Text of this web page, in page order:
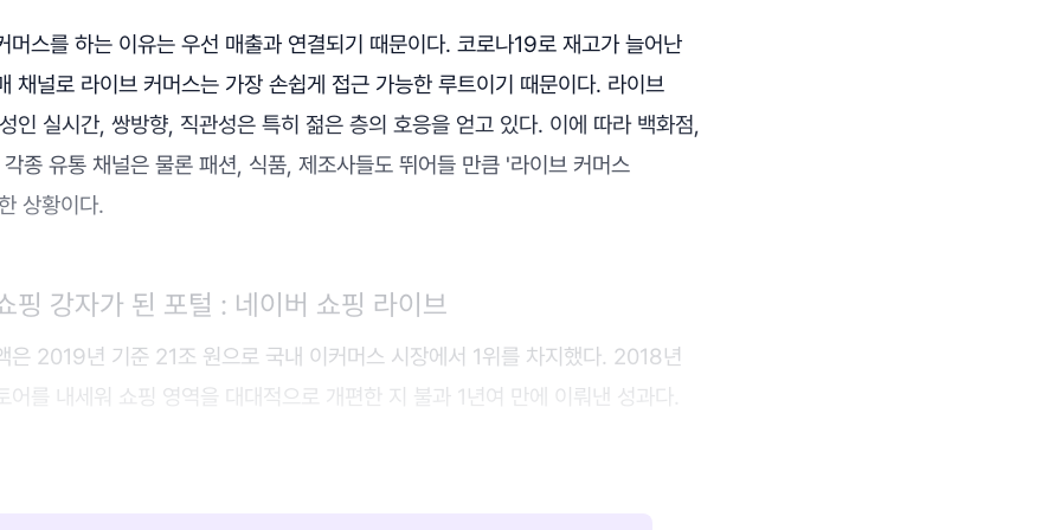
머스를 하는 이유는 우선 매출과 연결되기 때문이다. 코로나19로 재고가 늘어난
채널로 라이브 커머스는 가장 손쉽게 접근 가능한 루트이기 때문이다. 라이브
인 실시간, 쌍방향, 직관성은 특히 젊은 층의 호응을 얻고 있다. 이에 따라 백화점,
종 유통 채널은 물론 패션, 식품, 제조사들도 뛰어들 만큼 '라이브 커머스
상황이다.
핑 강자가 된 포털 : 네이버 쇼핑 라이브
은 2019년 기준 21조 원으로 국내 이커머스 시장에서 1위를 차지했다. 2018년
어를 내세워 쇼핑 영역을 대대적으로 개편한 지 불과 1년여 만에 이뤄낸 성과다.